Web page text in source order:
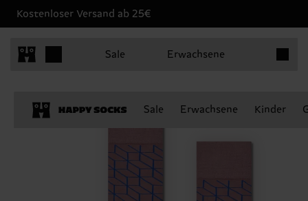
Kostenloser Versand ab 25€
Sale Erwachsene
Sale Erwachsene Kinder